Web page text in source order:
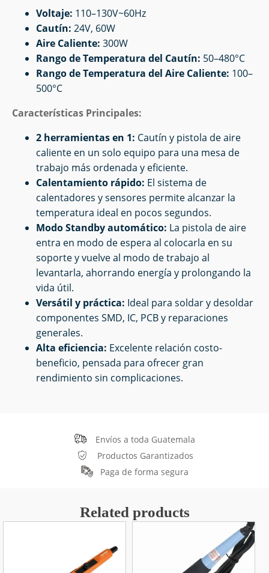
Voltaje: 110–130V~60Hz
Cautín: 24V, 60W
Aire Caliente: 300W
Rango de Temperatura del Cautín: 50–480°C
Rango de Temperatura del Aire Caliente: 100–
500°C
Características Principales:
2 herramientas en 1: Cautín y pistola de aire
caliente en un solo equipo para una mesa de
trabajo más ordenada y eficiente.
Calentamiento rápido: El sistema de
calentadores y sensores permite alcanzar la
temperatura ideal en pocos segundos.
Modo Standby automático: La pistola de aire
entra en modo de espera al colocarla en su
soporte y vuelve al modo de trabajo al
levantarla, ahorrando energía y prolongando la
vida útil.
Versátil y práctica: Ideal para soldar y desoldar
componentes SMD, IC, PCB y reparaciones
generales.
Alta eficiencia: Excelente relación costo-
beneficio, pensada para ofrecer gran
rendimiento sin complicaciones.
Envíos a toda Guatemala
Productos Garantizados
Paga de forma segura
Related products